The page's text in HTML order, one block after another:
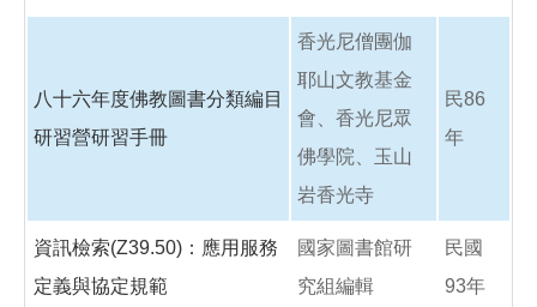
八十六年度佛教圖書分類編目
研習營研習手冊
香光尼僧團伽
耶山文教基金
會、香光尼眾
佛學院、玉山
岩香光寺
民86
年
資訊檢索(Z39.50)：應用服務
定義與協定規範
國家圖書館研
究組編輯
民國
93年